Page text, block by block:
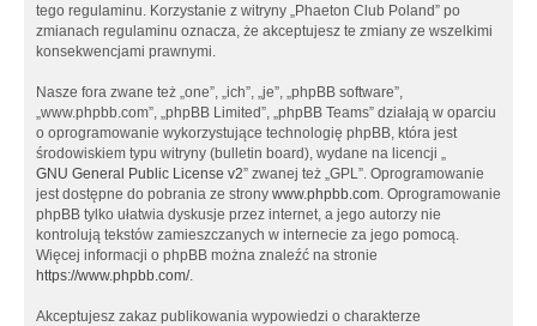
tego regulaminu. Korzystanie z witryny „Phaeton Club Poland” po
zmianach regulaminu oznacza, że akceptujesz te zmiany ze wszelkimi
konsekwencjami prawnymi.
Nasze fora zwane też „one”, „ich”, „je”, „phpBB software”,
„www.phpbb.com”, „phpBB Limited”, „phpBB Teams” działają w oparciu
o oprogramowanie wykorzystujące technologię phpBB, która jest
środowiskiem typu witryny (bulletin board), wydane na licencji „
GNU General Public License v2” zwanej też „GPL”. Oprogramowanie
jest dostępne do pobrania ze strony www.phpbb.com. Oprogramowanie
phpBB tylko ułatwia dyskusje przez internet, a jego autorzy nie
kontrolują tekstów zamieszczanych w internecie za jego pomocą.
Więcej informacji o phpBB można znaleźć na stronie
https://www.phpbb.com/.
Akceptujesz zakaz publikowania wypowiedzi o charakterze